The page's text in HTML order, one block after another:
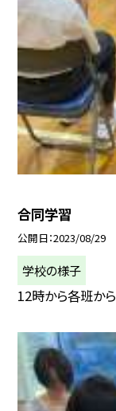
合同学習
公開日 2023/08/29
学校の様子
12時から各班か